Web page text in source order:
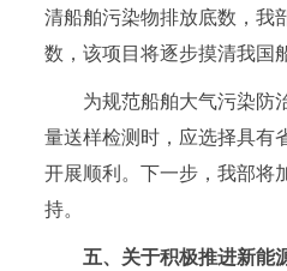
清船舶污染物排放底数，我
数 ， 该项目将逐步摸清我国
为规范船舶大气污染防
量送样检测时，应选择具有
开展顺利。下一步，我部将
持。
五、关于积极推进新能